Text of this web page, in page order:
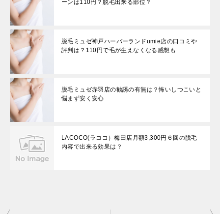
ーンは110円？脱毛出来る部位？
脱毛ミュゼ神戸ハーバーランドumie店の口コミや
評判は？110円で毛が生えなくなる感想も
脱毛ミュゼ赤羽店の勧誘の有無は？怖いしつこいと
悩まず安く安心
LACOCO(ラココ）梅田店月額3,300円６回の脱毛
内容で出来る効果は？